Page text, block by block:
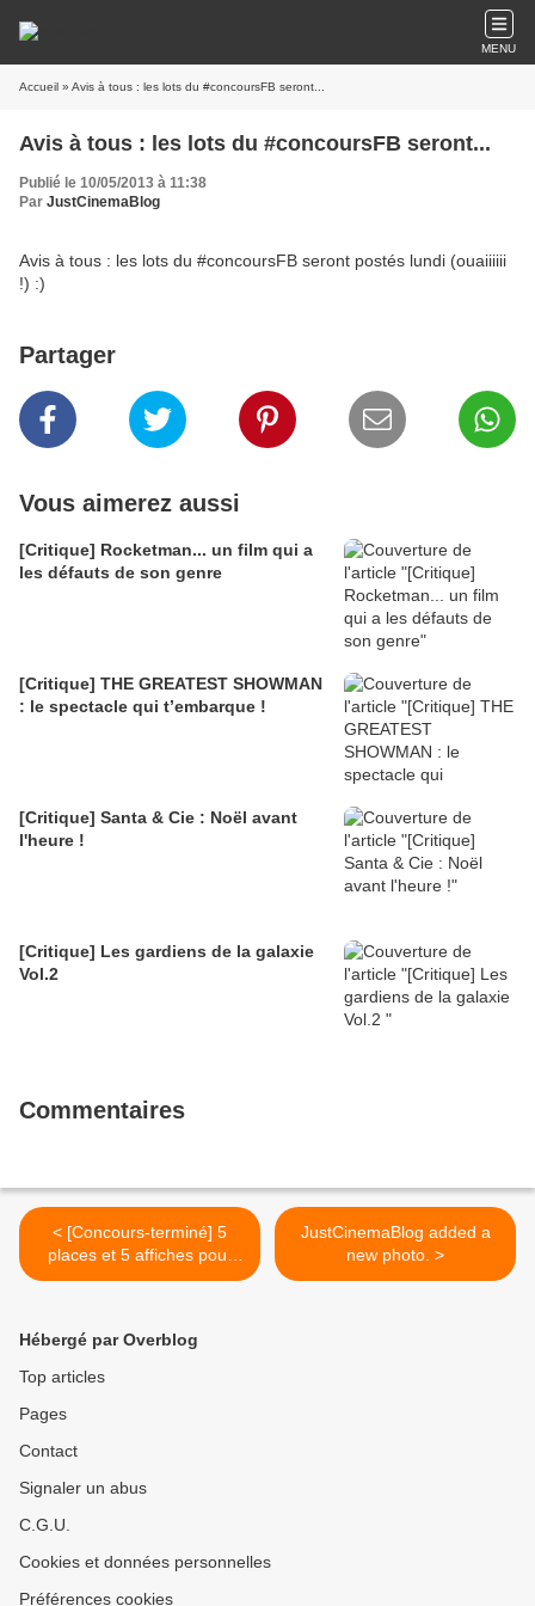
MENU
Accueil » Avis à tous : les lots du #concoursFB seront...
Avis à tous : les lots du #concoursFB seront...
Publié le 10/05/2013 à 11:38
Par JustCinemaBlog
Avis à tous : les lots du #concoursFB seront postés lundi (ouaiiiiii
!) :)
Partager
Vous aimerez aussi
[Critique] Rocketman... un film qui a
les défauts de son genre
[Critique] THE GREATEST SHOWMAN
: le spectacle qui t’embarque !
[Critique] Santa & Cie : Noël avant
l'heure !
[Critique] Les gardiens de la galaxie
Vol.2
Commentaires
< [Concours-terminé] 5
places et 5 affiches pour
"Infiltré"
JustCinemaBlog added a
new photo. >
Hébergé par Overblog
Top articles
Pages
Contact
Signaler un abus
C.G.U.
Cookies et données personnelles
Préférences cookies